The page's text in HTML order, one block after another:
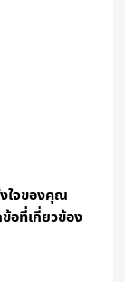
ใจของคุณ
อที่เกี่ยวข้อง